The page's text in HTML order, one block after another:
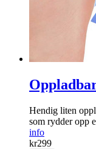
Hendig liten
som rydder opp
info
kr299